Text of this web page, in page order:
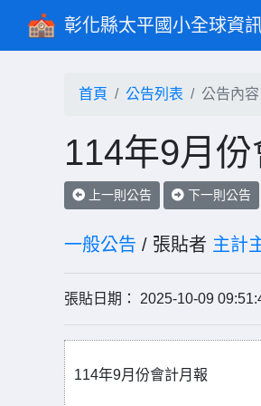
彰化縣太平國小全球資
首頁 公告列表 公告內容
114年9月
上一則公告 下一則公告
一般公告 / 張貼者 主計
張貼日期： 2025-10-09
114年9月份會計月報